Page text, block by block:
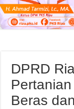
DPRD
Beras